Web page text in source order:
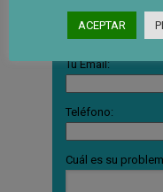
Tu Email:
Teléfono:
Cuál es su
ACEPTAR